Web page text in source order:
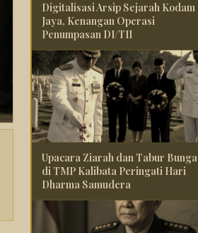
Digitalisasi Arsip Sejarah Kodam
Jaya, Kenangan Operasi
Penumpasan DI/TII
Upacara Ziarah dan Tabur Bunga
di TMP Kalibata Peringati Hari
Dharma Samudera